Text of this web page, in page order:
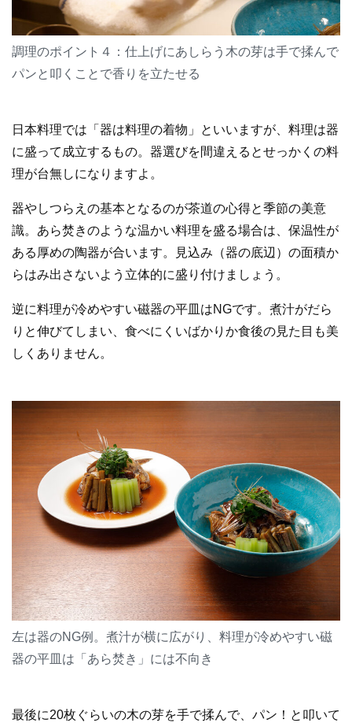
調理のポイント４：仕上げにあしらう木の芽は手で揉んで
パンと叩くことで香りを立たせる
日本料理では「器は料理の着物」といいますが、料理は器
に盛って成立するもの。器選びを間違えるとせっかくの料
理が台無しになりますよ。
器やしつらえの基本となるのが茶道の心得と季節の美意
識。あら焚きのような温かい料理を盛る場合は、保温性が
ある厚めの陶器が合います。見込み（器の底辺）の面積か
らはみ出さないよう立体的に盛り付けましょう。
逆に料理が冷めやすい磁器の平皿はNGです。煮汁がだら
りと伸びてしまい、食べにくいばかりか食後の見た目も美
しくありません。
左は器のNG例。煮汁が横に広がり、料理が冷めやすい磁
器の平皿は「あら焚き」には不向き
最後に20枚ぐらいの木の芽を手で揉んで、パン！と叩いて